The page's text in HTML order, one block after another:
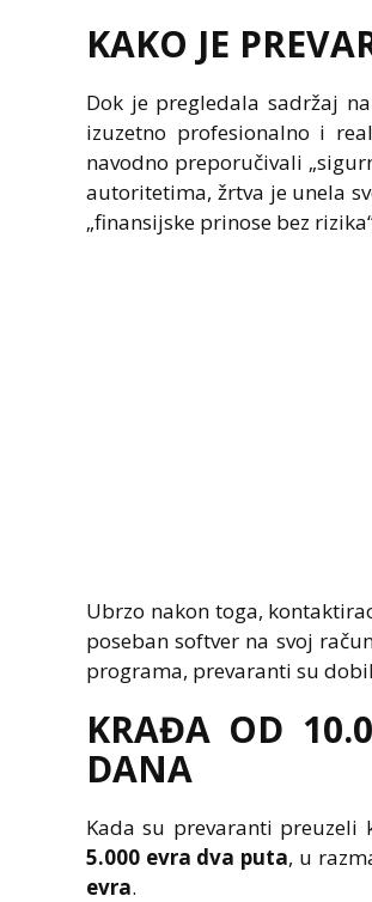
KAKO JE
Dok je pregledala sadržaj
izuzetno profesionalno i
navodno preporučivali
autoritetima, žrtva je unela
„finansijske prinose bez
Ubrzo nakon toga,
poseban softver na svoj
programa, prevaranti su
KRAĐA OD
DANA
Kada su prevaranti
5.000 evra dva puta, u
evra.